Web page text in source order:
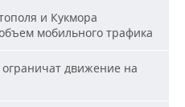
и Кукмора
мобильного трафика
движение на